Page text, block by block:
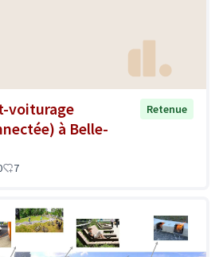
voiturage
à Belle-
Retenue
7